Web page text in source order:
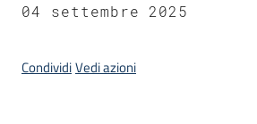
04 settembre 2025
CondividiVedi azioni